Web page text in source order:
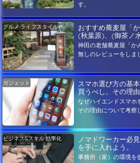
す。
グルメライフスタイル
おすすめ蕎麦屋「
(秋葉原)、(御茶ノ
神田の老舗蕎麦屋「か
無しのレビューをしま
ガジェット
スマホ選び方の基
買うべし。その理
なぜハイエンドスマホ
その理由について考察
ビジネス&スキル効率化
ノマドワーカー必
を手に入れよう。
事務所（家）の環境を